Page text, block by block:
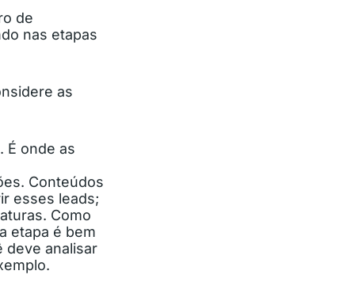
de
nas etapas
as
É onde as
Conteúdos
esses leads;
Como
etapa é bem
deve analisar